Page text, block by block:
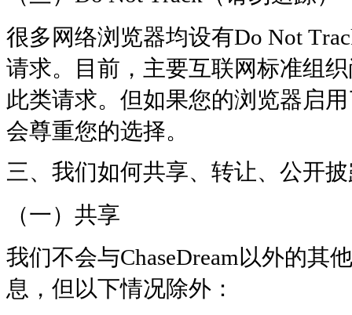
很多网络浏览器均设有Do Not
请求。目前，主要互联网标准组
此类请求。但如果您的浏览器启
会尊重您的选择。
三、我们如何共享、转让、公开
（一）共享
我们不会与ChaseDream以外的其
息，但以下情况除外：